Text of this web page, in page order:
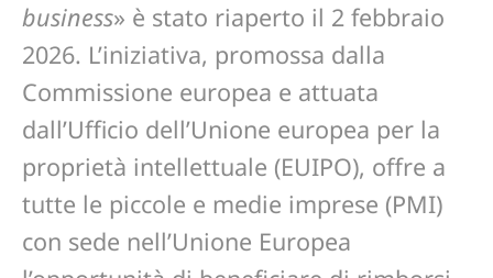
business» è stato riaperto il 2 febbraio
2026. L’iniziativa, promossa dalla
Commissione europea e attuata
dall’Ufficio dell’Unione europea per la
proprietà intellettuale (EUIPO), offre a
tutte le piccole e medie imprese (PMI)
con sede nell’Unione Europea